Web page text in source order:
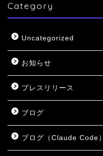
Category
Uncategorized
お知らせ
プレスリリース
ブログ
ブログ（Claude Code）